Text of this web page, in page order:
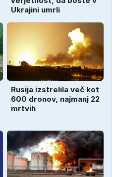
Ukrajini umrli
Rusija izstrelila več kot
600 dronov, najmanj 22
mrtvih